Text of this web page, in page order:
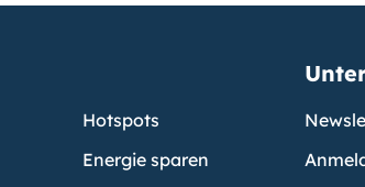
Hotspots
Energie sparen